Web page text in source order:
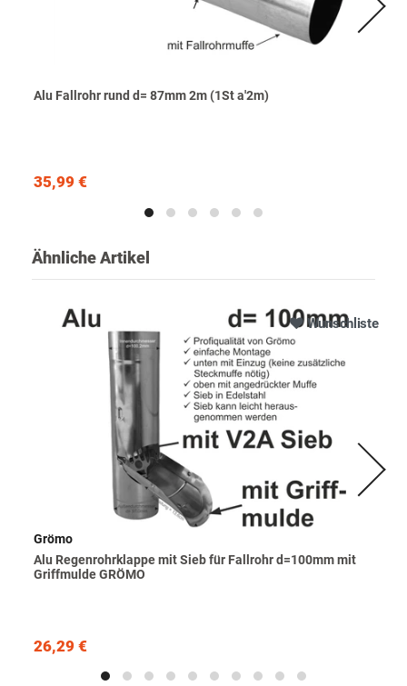
Alu Fallrohr rund d= 87mm 2m (1St a'2m)
35,99 €
Ähnliche Artikel
Wunschliste
Grömo
Alu Regenrohrklappe mit Sieb für Fallrohr d=100mm mit
Griffmulde GRÖMO
26,29 €